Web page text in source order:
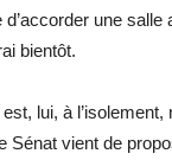
une
bientôt.
lui, à
Sénat vient de